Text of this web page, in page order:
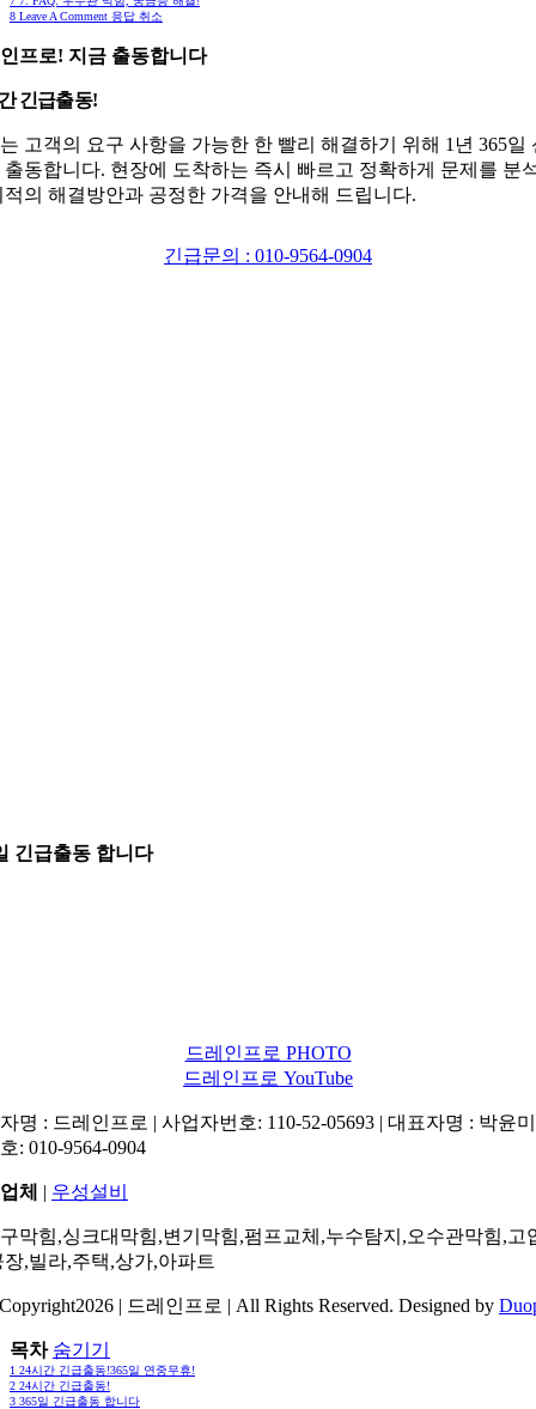
8 Leave A Comment 응답 취소
프로! 지금 출동합니다
긴급출동!
고객의 요구 사항을 가능한 한 빨리 해결하기 위해 1년 365일
출동합니다. 현장에 도착하는 즉시 빠르고 정확하게 문제를 분
적의 해결방안과 공정한 가격을 안내해 드립니다.
긴급문의 : 010-9564-0904
긴급출동 합니다
드레인프로 PHOTO
드레인프로 YouTube
명 : 드레인프로 | 사업자번호: 110-52-05693 | 대표자명 : 박윤
: 010-9564-0904
체 | 우성설비
막힘,싱크대막힘,변기막힘,펌프교체,누수탐지,오수관막힘,고
장,빌라,주택,상가,아파트
| 드레인프로 | All Rights Reserved. Designed by
목차 숨기기
1 24시간 긴급출동!365일 연중무휴!
2 24시간 긴급출동!
3 365일 긴급출동 합니다